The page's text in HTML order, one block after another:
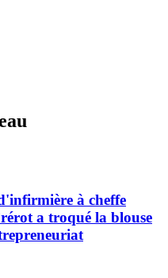
à cheffe
a troqué la blouse